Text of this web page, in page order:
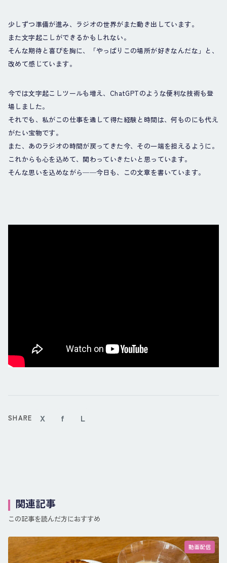
少しずつ準備が進み、ラジオの世界がまた動き出しています。
また文字起こしができるかもしれない。
そんな期待と喜びを胸に、「やっぱりこの場所が好きなんだな」と、
改めて感じています。
今では文字起こしツールも増え、ChatGPTのような便利な技術も登
場しました。
それでも、私がこの仕事を通して得た経験と時間は、何ものにも代え
がたい宝物です。
また、あのラジオの時間が戻ってきた今、その一端を担えるように。
これからも心を込めて、関わっていきたいと思っています。
そんな思いを込めながら──今日も、この文章を書いています。
SHARE X f L
関連記事
この記事を読んだ方におすすめ
動画配信